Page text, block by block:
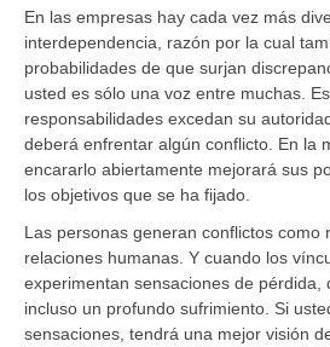
En las empresas hay cada vez más
interdependencia, razón por la cual
probabilidades de que surjan
usted es sólo una voz entre muchas.
responsabilidades excedan su
deberá enfrentar algún conflicto. En la
encararlo abiertamente mejorará sus
los objetivos que se ha fijado.
Las personas generan conflictos como
relaciones humanas. Y cuando los
experimentan sensaciones de pérdida,
incluso un profundo sufrimiento. Si
sensaciones, tendrá una mejor visión